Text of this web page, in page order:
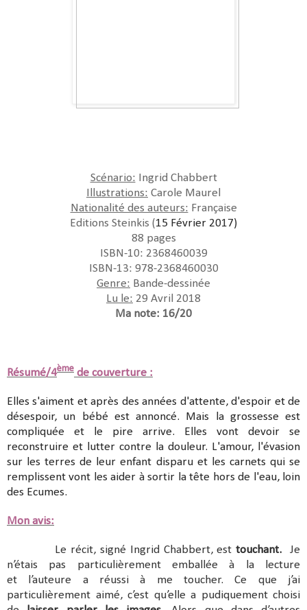
Scénario: Ingrid Chabbert
Illustrations: Carole Maurel
Nationalité des auteurs: Française
Editions Steinkis (15 Février 2017)
88 pages
ISBN-10: 2368460039
ISBN-13: 978-2368460030
Genre: Bande-dessinée
Lu le: 29 Avril 2018
Ma note: 16/20
Résumé/4ème de couverture :
Elles s'aiment et après des années d'attente, d'espoir et de
désespoir, un bébé est annoncé. Mais la grossesse est
compliquée et le pire arrive. Elles vont devoir se
reconstruire et lutter contre la douleur. L'amour, l'évasion
sur les terres de leur enfant disparu et les carnets qui se
remplissent vont les aider à sortir la tête hors de l'eau, loin
des Ecumes.
Mon avis:
Le récit, signé Ingrid Chabbert, esttouchant.Je
n’étais pas particulièrement emballée à la lecture
et l’auteure a réussi à me toucher. Ce que j’ai
particulièrement aimé, c’est qu’elle a pudiquement choisi